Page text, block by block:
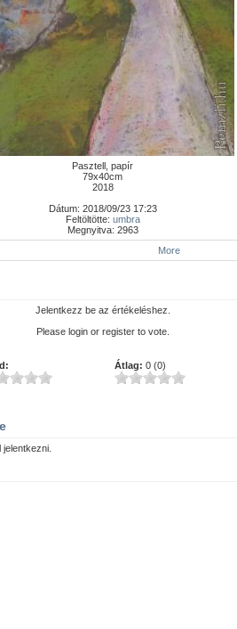
Pasztell, papír
79x40cm
2018
Dátum: 2018/09/23 17:23
Feltöltötte: umbra
Megnyitva: 2963
More
Jelentkezz be az értékeléshez.
Please login or register to vote.
Átlag: 0 (0)